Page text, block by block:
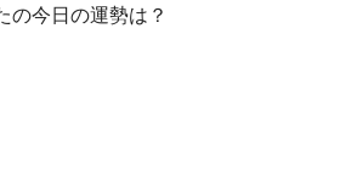
の今日の運勢は？